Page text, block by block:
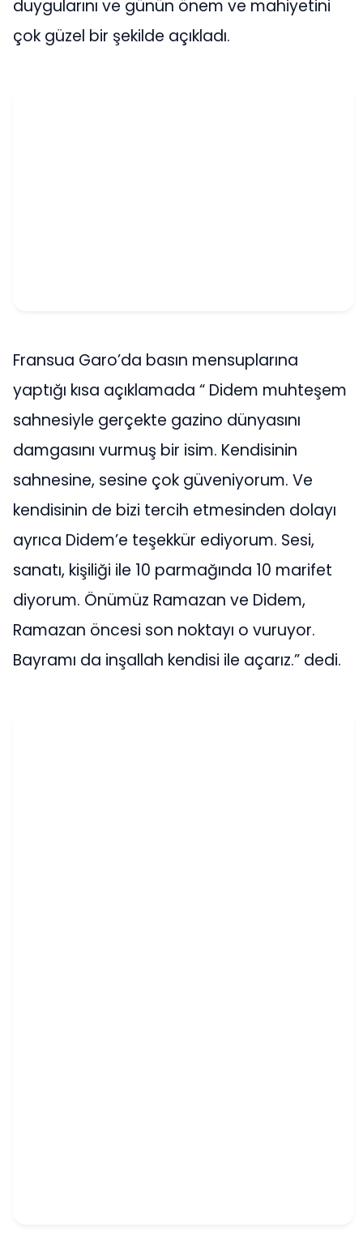
duygularını ve günün önem ve mahiyetini
çok güzel bir şekilde açıkladı.
Fransua Garo’da basın mensuplarına
yaptığı kısa açıklamada “ Didem muhteşem
sahnesiyle gerçekte gazino dünyasını
damgasını vurmuş bir isim. Kendisinin
sahnesine, sesine çok güveniyorum. Ve
kendisinin de bizi tercih etmesinden dolayı
ayrıca Didem’e teşekkür ediyorum. Sesi,
sanatı, kişiliği ile 10 parmağında 10 marifet
diyorum. Önümüz Ramazan ve Didem,
Ramazan öncesi son noktayı o vuruyor.
Bayramı da inşallah kendisi ile açarız.” dedi.